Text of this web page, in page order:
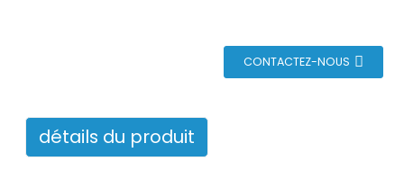
CONTACTEZ-NOUS
détails du produit